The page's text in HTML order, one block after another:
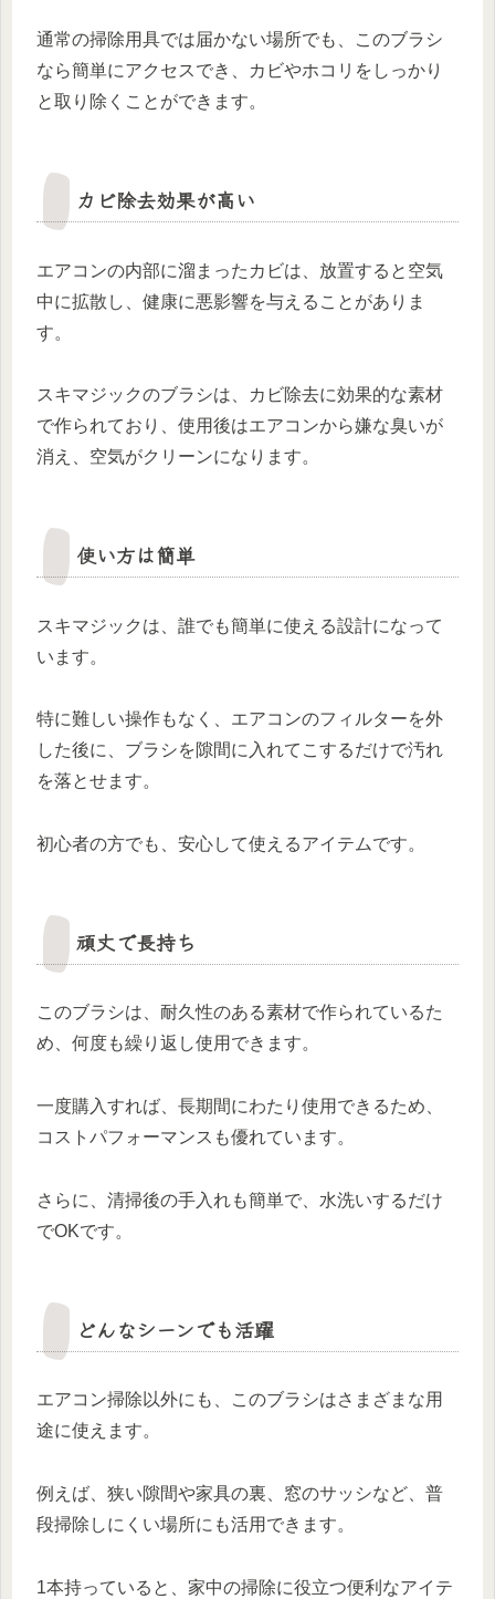
通常の掃除用具では届かない場所でも、このブラシ
なら簡単にアクセスでき、カビやホコリをしっかり
と取り除くことができます。
カビ除去効果が高い
エアコンの内部に溜まったカビは、放置すると空気
中に拡散し、健康に悪影響を与えることがありま
す。
スキマジックのブラシは、カビ除去に効果的な素材
で作られており、使用後はエアコンから嫌な臭いが
消え、空気がクリーンになります。
使い方は簡単
スキマジックは、誰でも簡単に使える設計になって
います。
特に難しい操作もなく、エアコンのフィルターを外
した後に、ブラシを隙間に入れてこするだけで汚れ
を落とせます。
初心者の方でも、安心して使えるアイテムです。
頑丈で長持ち
このブラシは、耐久性のある素材で作られているた
め、何度も繰り返し使用できます。
一度購入すれば、長期間にわたり使用できるため、
コストパフォーマンスも優れています。
さらに、清掃後の手入れも簡単で、水洗いするだけ
でOKです。
どんなシーンでも活躍
エアコン掃除以外にも、このブラシはさまざまな用
途に使えます。
例えば、狭い隙間や家具の裏、窓のサッシなど、普
段掃除しにくい場所にも活用できます。
1本持っていると、家中の掃除に役立つ便利なアイテ